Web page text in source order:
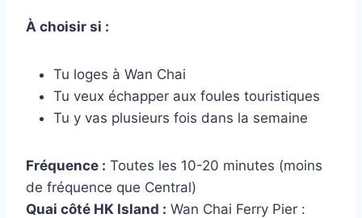
À choisir si :
Tu loges à Wan Chai
Tu veux échapper aux foules touristiques
Tu y vas plusieurs fois dans la semaine
Fréquence : Toutes les 10-20 minutes (moins
de fréquence que Central)
Quai côté HK Island : Wan Chai Ferry Pier :